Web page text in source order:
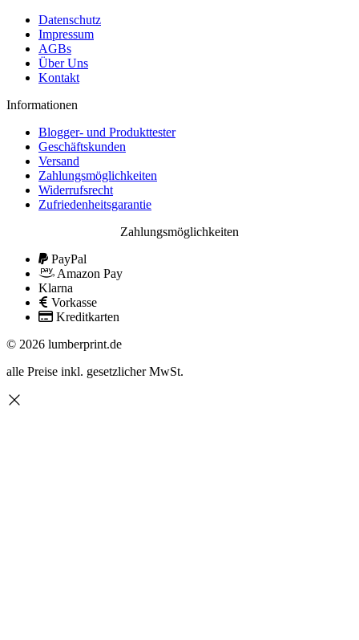
Datenschutz
Impressum
AGBs
Über Uns
Kontakt
Informationen
Blogger- und Produkttester
Geschäftskunden
Versand
Zahlungsmöglichkeiten
Widerrufsrecht
Zufriedenheitsgarantie
Zahlungsmöglichkeiten
PayPal
Amazon Pay
Klarna
Vorkasse
Kreditkarten
© 2026 lumberprint.de
alle Preise inkl. gesetzlicher MwSt.